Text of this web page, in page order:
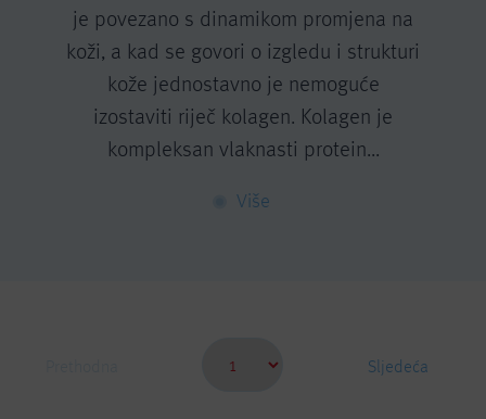
je povezano s dinamikom promjena na
koži, a kad se govori o izgledu i strukturi
kože jednostavno je nemoguće
izostaviti riječ kolagen. Kolagen je
kompleksan vlaknasti protein...
Više
Sljedeća